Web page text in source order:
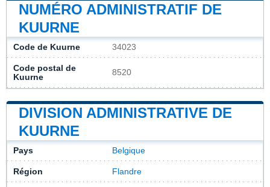
NUMÉRO ADMINISTRATIF DE
KUURNE
Code de Kuurne 34023
Code postal de
Kuurne
8520
DIVISION ADMINISTRATIVE DE
KUURNE
Pays Belgique
Région Flandre